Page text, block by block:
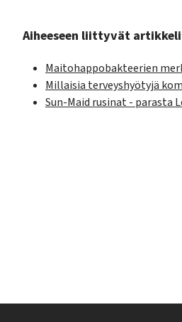
Aiheeseen liittyvät
Maitohappobakteerien
Millaisia terveyshyötyjä
Sun-Maid rusinat - parasta